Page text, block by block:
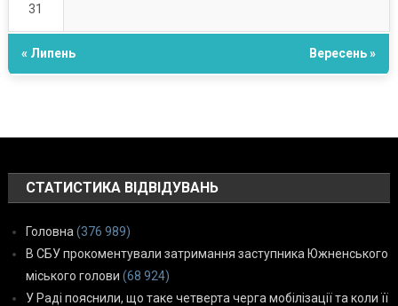
31
« Липень Вересень »
СТАТИСТИКА ВІДВІДУВАНЬ
Головна (376 989)
В СБУ прокоментували затримання заступника Южненського
міського голови (68 924)
У Раді пояснили, що таке четверта черга мобілізації та коли її